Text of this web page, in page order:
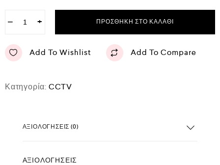
− + ΠΡΟΣΘΉΚΗ ΣΤΟ ΚΑΛΆΘΙ
Add To Wishlist Add To Compare
Κατηγορία: CCTV
ΑΞΙΟΛΟΓΉΣΕΙΣ (0)
ΑΞΙΟΛΟΓΉΣΕΙΣ